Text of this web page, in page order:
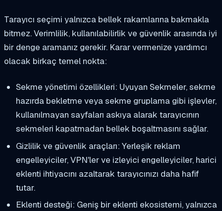
Tarayıcı seçimi yalnızca bellek rakamlarına bakmakla
bitmez. Verimlilik, kullanılabilirlik ve güvenlik arasında iyi
bir denge aramanız gerekir. Karar vermenize yardımcı
olacak birkaç temel nokta:
Sekme yönetimi özellikleri: Uyuyan Sekmeler, sekme
hazırda bekletme veya sekme gruplama gibi işlevler,
kullanılmayan sayfaları askıya alarak tarayıcının
sekmeleri kapatmadan bellek boşaltmasını sağlar.
Gizlilik ve güvenlik araçları: Yerleşik reklam
engelleyiciler, VPN'ler ve izleyici engelleyiciler, harici
eklenti ihtiyacını azaltarak tarayıcınızı daha hafif
tutar.
Eklenti desteği: Geniş bir eklenti ekosistemi, yalnızca